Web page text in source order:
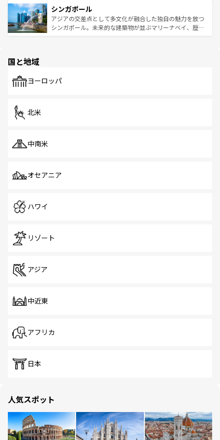
参照してほしい。
激する。気候は一年中温暖で、どの季節にも異なる楽しみ
が待っている。親しみやすいタイの人々、仏教を中心とし
た文化、そして多様な観光資源が、訪れる旅人を魅了し続
み、どこを訪れても感動するはず。観光スポットが密集し
ており、効率よく見どころを回れるのも魅力。息をのむよ
うな絶景から文化的な体験まで、香港を存分に楽しみ尽く
シンガポール
アジアの交差点として多文化が融合した独自の魅力を放つ
シンガポール。未来的な建築物が並ぶマリーナベイ、歴史
で、ホーカーズは地元の風情を楽しめる外せないスポット
国と地域
ヨーロッパ
北米
中南米
オセアニア
ハワイ
リゾート
アジア
中近東
アフリカ
日本
人気スポット